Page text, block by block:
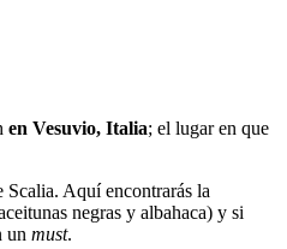
en Vesuvio, Italia; el lugar en que
Scalia. Aquí encontrarás la
negras y albahaca) y si
un must.